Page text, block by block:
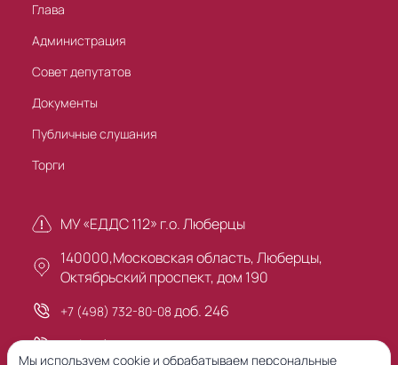
Глава
Администрация
Совет депутатов
Документы
Публичные слушания
Торги
МУ «ЕДДС 112» г.о. Люберцы
140000,Московская область, Люберцы,
Октябрьский проспект, дом 190
+7 (498) 732-80-08 доб. 246
+7 (495) 503-30-00
Мы используем cookie и обрабатываем персональные